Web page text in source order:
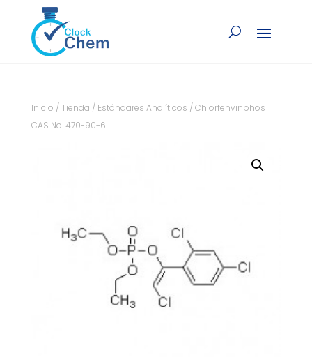
Inicio / Tienda / Estándares Analíticos / Chlorfenvinphos
CAS No. 470-90-6